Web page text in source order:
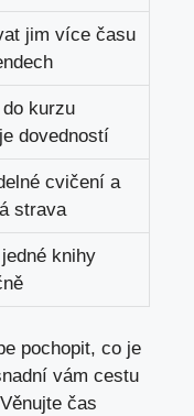
jim více času
kurzu
dovedností
cvičení a
strava
knihy
pochopit, co je
vám cestu
čas